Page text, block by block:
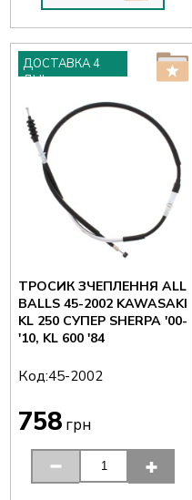
ДОСТАВКА 4
ДНІ
ТРОСИК ЗЧЕПЛЕННЯ ALL
BALLS 45-2002 KAWASAKI
KL 250 СУПЕР SHERPA '00-
'10, KL 600 '84
Код:45-2002
758грн